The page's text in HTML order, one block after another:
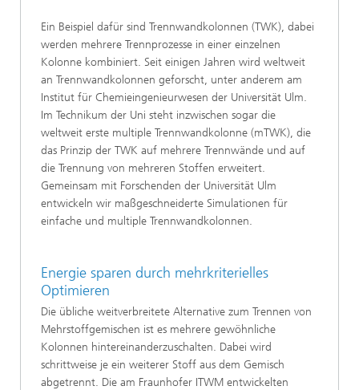
Ein Beispiel dafür sind Trennwandkolonnen (TWK), dabei
werden mehrere Trennprozesse in einer einzelnen
Kolonne kombiniert. Seit einigen Jahren wird weltweit
an Trennwandkolonnen geforscht, unter anderem am
Institut für Chemieingenieurwesen der Universität Ulm.
Im Technikum der Uni steht inzwischen sogar die
weltweit erste multiple Trennwandkolonne (mTWK), die
das Prinzip der TWK auf mehrere Trennwände und auf
die Trennung von mehreren Stoffen erweitert.
Gemeinsam mit Forschenden der Universität Ulm
entwickeln wir maßgeschneiderte Simulationen für
einfache und multiple Trennwandkolonnen.
Energie sparen durch mehrkriterielles
Optimieren
Die übliche weitverbreitete Alternative zum Trennen von
Mehrstoffgemischen ist es mehrere gewöhnliche
Kolonnen hintereinanderzuschalten. Dabei wird
schrittweise je ein weiterer Stoff aus dem Gemisch
abgetrennt. Die am Fraunhofer ITWM entwickelten